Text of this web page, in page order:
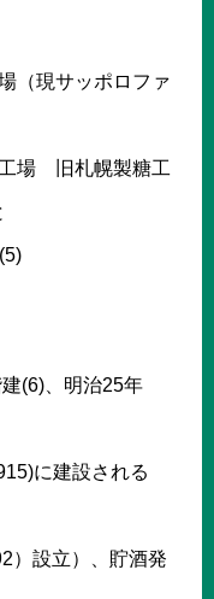
（現サッポロファ
場 旧札幌製糖工
(6)、明治25年
に建設される
）設立）、貯酒発